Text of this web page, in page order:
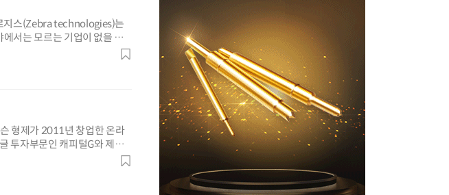
지스(Zebra technologies)는
서는 모르는 기업이 없을 정
형제가 2011년 창업한 온라
투자부문인 캐피털G와 제너